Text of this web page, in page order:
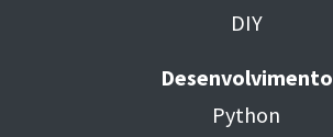
DIY
Desenvolvimento
Python